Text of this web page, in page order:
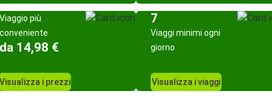
Viaggio più
conveniente
da 14,98 €
Visualizza i prezzi
7
Viaggi minimi ogni
giorno
Visualizza i viaggi